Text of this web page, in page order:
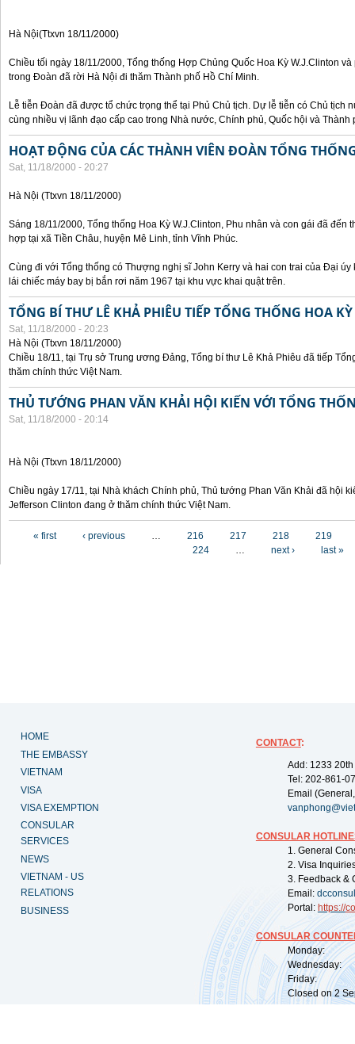
Hà Nội(Ttxvn 18/11/2000)
Chiều tối ngày 18/11/2000, Tổng thống Hợp Chủng Quốc Hoa Kỳ W.J.Clinton
trong Đoàn đã rời Hà Nội đi thăm Thành phố Hồ Chí Minh.
Lễ tiễn Đoàn đã được tổ chức trọng thể tại Phủ Chủ tịch. Dự lễ tiễn có Chủ tịch
cùng nhiều vị lãnh đạo cấp cao trong Nhà nước, Chính phủ, Quốc hội và Thành
HOẠT ĐỘNG CỦA CÁC THÀNH VIÊN ĐOÀN TỔNG
Sat, 11/18/2000 - 20:27
Hà Nội (Ttxvn 18/11/2000)
Sáng 18/11/2000, Tổng thống Hoa Kỳ W.J.Clinton, Phu nhân và con gái đã đến
hợp tại xã Tiền Châu, huyện Mê Linh, tỉnh Vĩnh Phúc.
Cùng đi với Tổng thống có Thượng nghị sĩ John Kerry và hai con trai của Đại
lái chiếc máy bay bị bắn rơi năm 1967 tại khu vực khai quật trên.
TỔNG BÍ THƯ LÊ KHẢ PHIÊU TIẾP TỔNG THỐNG HOA
Sat, 11/18/2000 - 20:23
Hà Nội (Ttxvn 18/11/2000)
Chiều 18/11, tại Trụ sở Trung ương Đảng, Tổng bí thư Lê Khả Phiêu đã tiếp
thăm chính thức Việt Nam.
THỦ TƯỚNG PHAN VĂN KHẢI HỘI KIẾN VỚI TỔNG
Sat, 11/18/2000 - 20:14
Hà Nội (Ttxvn 18/11/2000)
Chiều ngày 17/11, tại Nhà khách Chính phủ, Thủ tướng Phan Văn Khải đã hội
Jefferson Clinton đang ở thăm chính thức Việt Nam.
« first ‹ previous … 216 217 218
219
224
… next › last »
HOME
THE EMBASSY
VIETNAM
VISA
VISA EXEMPTION
CONSULAR
SERVICES
NEWS
VIETNAM - US
RELATIONS
BUSINESS
CONTACT:
Add: 1233
Tel: 202-861-
Email
CONSULAR
1. General
2. Visa
3. Feedback &
Email:
Portal: https://
CONSULAR
Monday:
Wednesday:
Friday:
Closed on 2